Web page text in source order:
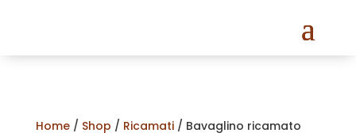
Home/ Shop / Ricamati/ Bavaglino ricamato